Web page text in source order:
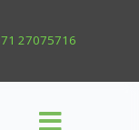
27075716